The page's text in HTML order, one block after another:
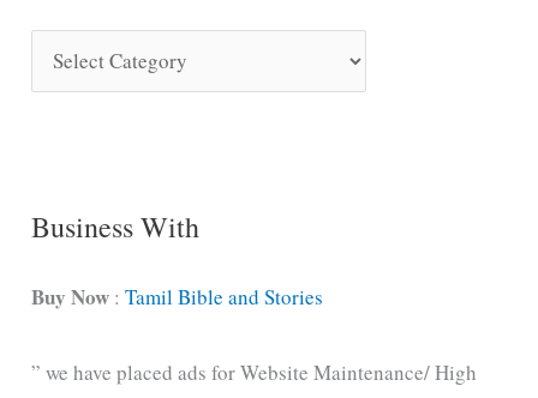
o
t
g
Business With
Buy Now :Tamil Bible and Stories
” we have placed ads for Website Maintenance/ High